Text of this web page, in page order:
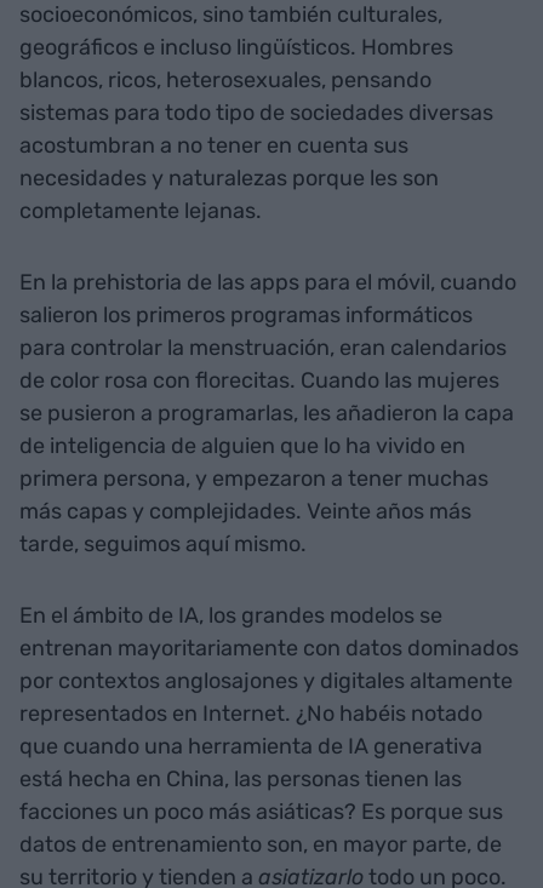
socioeconómicos, sino también culturales,
geográficos e incluso lingüísticos. Hombres
blancos, ricos, heterosexuales, pensando
sistemas para todo tipo de sociedades diversas
acostumbran a no tener en cuenta sus
necesidades y naturalezas porque les son
completamente lejanas.
En la prehistoria de las apps para el móvil, cuando
salieron los primeros programas informáticos
para controlar la menstruación, eran calendarios
de color rosa con florecitas. Cuando las mujeres
se pusieron a programarlas, les añadieron la capa
de inteligencia de alguien que lo ha vivido en
primera persona, y empezaron a tener muchas
más capas y complejidades. Veinte años más
tarde, seguimos aquí mismo.
En el ámbito de IA, los grandes modelos se
entrenan mayoritariamente con datos dominados
por contextos anglosajones y digitales altamente
representados en Internet. ¿No habéis notado
que cuando una herramienta de IA generativa
está hecha en China, las personas tienen las
facciones un poco más asiáticas? Es porque sus
datos de entrenamiento son, en mayor parte, de
su territorio y tienden a asiatizarlotodo un poco.